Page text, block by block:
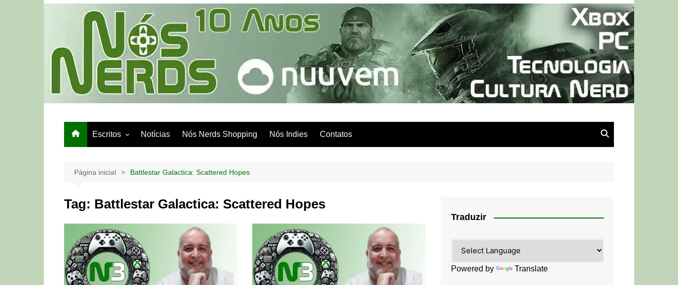
Escritos
Papo de Bar
Notícias Nós Nerds Shopping Nós Indies Contatos
Página inicial Battlestar Galactica: Scattered Hopes
Tag: Battlestar Galactica: Scattered Hopes
Traduzir
Powered by Translate